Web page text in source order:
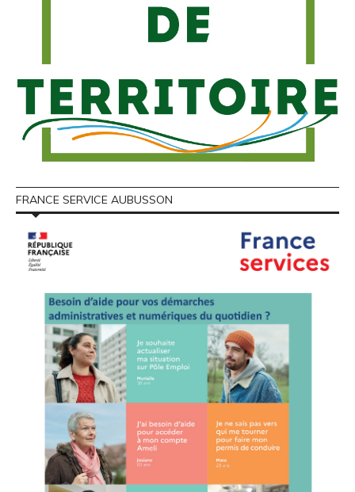
FRANCE SERVICE AUBUSSON